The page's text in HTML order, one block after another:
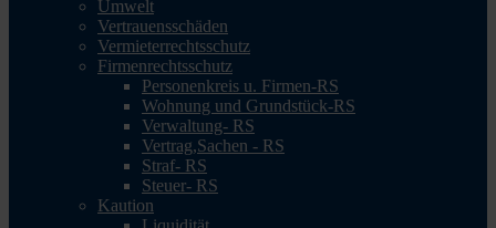
Umwelt
Vertrauensschäden
Vermieterrechtsschutz
Firmenrechtsschutz
Personenkreis u. Firmen-RS
Wohnung und Grundstück-RS
Verwaltung- RS
Vertrag,Sachen - RS
Straf- RS
Steuer- RS
Kaution